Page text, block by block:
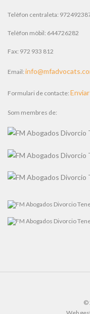
Telèfon centraleta:
Telèfon mòbil: 644726282
Fax: 972 933 812
Email:
Formulari de contacte: Enviar
Som membres de:
©